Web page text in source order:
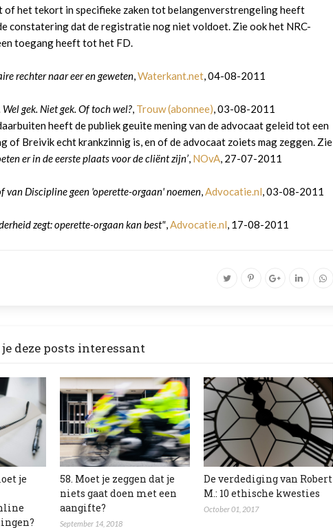
of het tekort in specifieke zaken tot belangenverstrengeling heeft
constatering dat de registratie nog niet voldoet. Zie ook het NRC-
toegang heeft tot het FD.
rechter naar eer en geweten,Waterkant.net, 04-08-2011
gek. Niet gek. Of toch wel?, Trouw (abonnee), 03-08-2011
heeft de publiek geuite mening van de advocaat geleid tot een
of Breivik echt krankzinnig is, en of de advocaat zoiets mag zeggen. Zie
er in de eerste plaats voor de cliënt zijn’, NOvA, 27-07-2011
van Discipline geen 'operette-orgaan' noemen,Advocatie.nl, 03-08-2011
zegt: operette-orgaan kan best",Advocatie.nl, 17-08-2011
deze posts interessant
je
58. Moet je zeggen dat je
niets gaat doen met een
aangifte?
September 14, 2018
De verdediging van Robert
M.: 10 ethische kwesties
October 01, 2017